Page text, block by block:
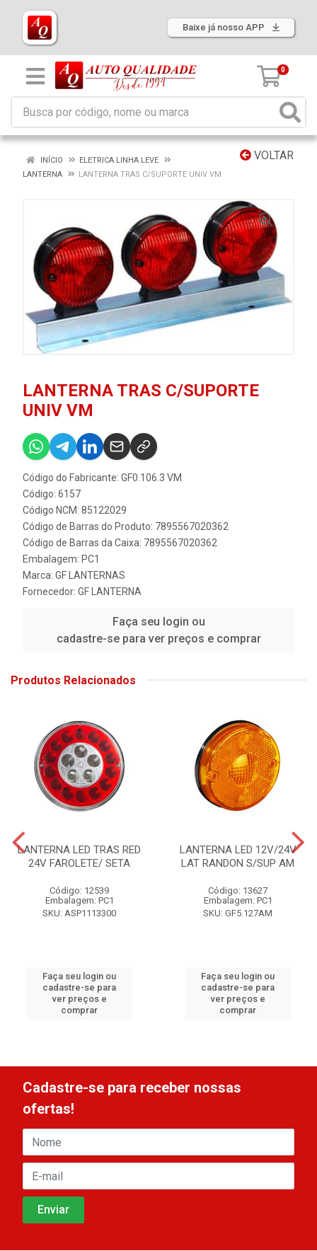
Baixe já nosso APP
0
VOLTAR
INÍCIO
ELETRICA LINHA LEVE
LANTERNA
LANTERNA TRAS C/SUPORTE UNIV VM
LANTERNA TRAS C/SUPORTE
UNIV VM
Código do Fabricante: GF0.106.3 VM
Código: 6157
Código NCM: 85122029
Código de Barras do Produto: 7895567020362
Código de Barras da Caixa: 7895567020362
Embalagem: PC1
Marca: GF LANTERNAS
Fornecedor: GF LANTERNA
Faça seu login ou
cadastre-se para ver preços e comprar
Produtos Relacionados
LANTERNA LED TRAS RED
24V FAROLETE/ SETA
Código: 12539
Embalagem: PC1
SKU: ASP1113300
Faça seu login ou
cadastre-se para
ver preços e
comprar
LANTERNA LED 12V/24V
LAT RANDON S/SUP AM
Código: 13627
Embalagem: PC1
SKU: GF5.127AM
Faça seu login ou
cadastre-se para
ver preços e
comprar
Cadastre-se para receber nossas
ofertas!